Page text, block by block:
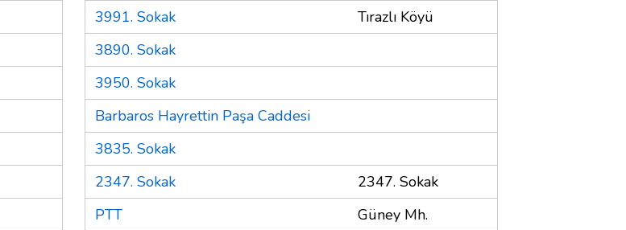
3991. Sokak
Tırazlı Köyü
3890. Sokak
3950. Sokak
Barbaros Hayrettin Paşa Caddesi
3835. Sokak
2347. Sokak
2347. Sokak
PTT
Güney Mh.